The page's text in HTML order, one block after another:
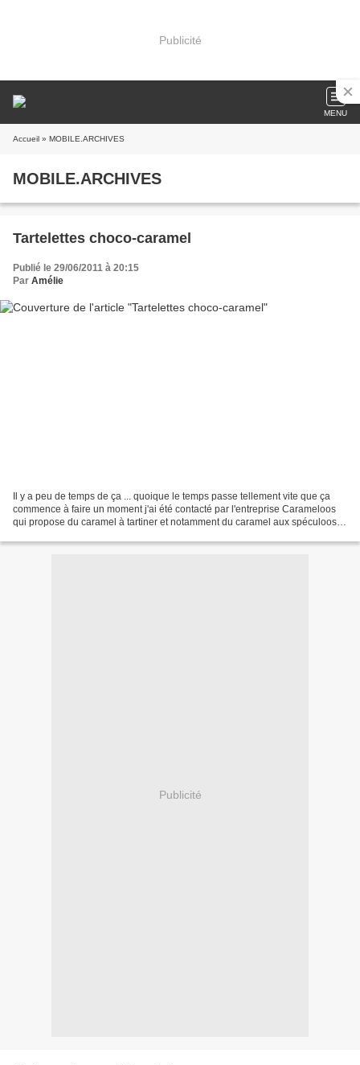
Publicité
MENU
Accueil » MOBILE.ARCHIVES
MOBILE.ARCHIVES
Tartelettes choco-caramel
Publié le 29/06/2011 à 20:15
Par Amélie
Il y a peu de temps de ça ... quoique le temps passe tellement vite que ça
commence à faire un moment j'ai été contacté par l'entreprise Carameloos
qui propose du caramel à tartiner et notamment du caramel aux spéculoos.
Publicité